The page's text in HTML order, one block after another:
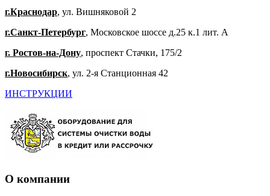
г.Краснодар, ул. Вишняковой 2
г.Санкт-Петербург, Московское шоссе д.25 к.1 лит. А
г. Ростов-на-Дону, проспект Стачки, 175/2
г.Новосибирск, ул. 2-я Станционная 42
ИНСТРУКЦИИ
О компании